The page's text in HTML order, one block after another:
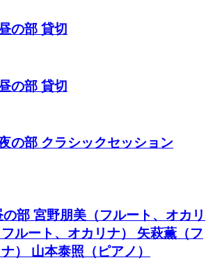
の部 貸切
の部 貸切
の部 クラシックセッション
部 宮野朋美（フルート、オカリ
ルート、オカリナ） 矢萩薫（フ
） 山本泰照（ピアノ）